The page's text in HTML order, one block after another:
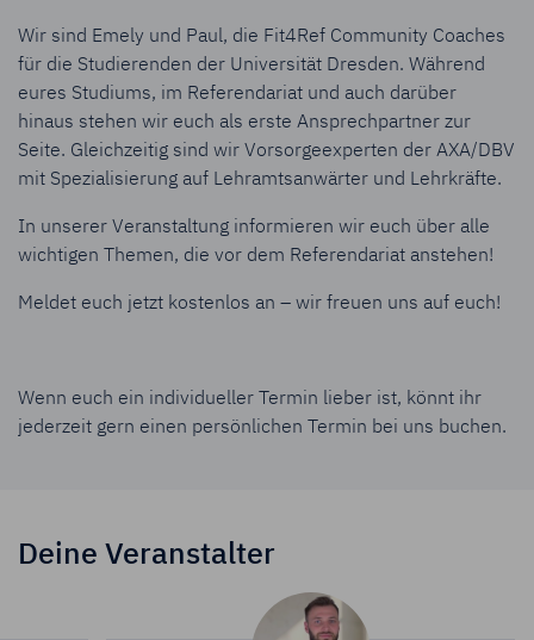
Wir sind Emely und Paul, die Fit4Ref Community Coaches
für die Studierenden der Universität Dresden. Während
eures Studiums, im Referendariat und auch darüber
hinaus stehen wir euch als erste Ansprechpartner zur
Seite. Gleichzeitig sind wir Vorsorgeexperten der AXA/DBV
mit Spezialisierung auf Lehramtsanwärter und Lehrkräfte.
In unserer Veranstaltung informieren wir euch über alle
wichtigen Themen, die vor dem Referendariat anstehen!
Meldet euch jetzt kostenlos an – wir freuen uns auf euch!
Wenn euch ein individueller Termin lieber ist, könnt ihr
jederzeit gern einen persönlichen Termin bei uns buchen.
Deine Veranstalter